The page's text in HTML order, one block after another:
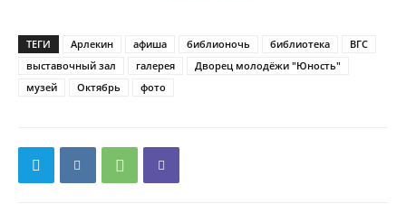
ТЕГИ Арлекин афиша библионочь библиотека
ВГС
выставочный зал
галерея
Дворец молодёжи "Юность"
музей
Октябрь фото